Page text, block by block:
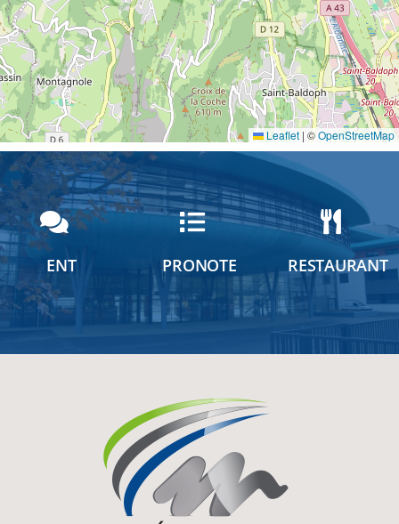
Leaflet | ©OpenStreetMap
ENT PRONOTE RESTAURANT